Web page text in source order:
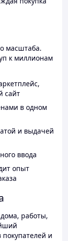
масштаба.
к миллионам
сайт
в одном
и выдачей
ввода
опыт
работы,
и